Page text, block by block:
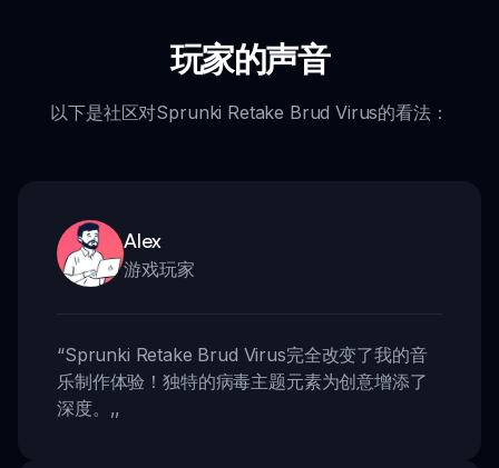
玩家的声音
以下是社区对Sprunki Retake Brud Virus的看法：
Alex
游戏玩家
“Sprunki Retake Brud Virus完全改变了我的音
乐制作体验！独特的病毒主题元素为创意增添了
深度。 ,,